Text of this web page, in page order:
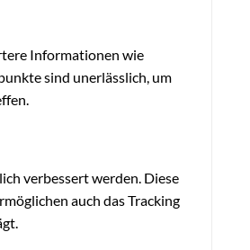
Informationen wie
sind unerlässlich, um
verbessert werden. Diese
auch das Tracking